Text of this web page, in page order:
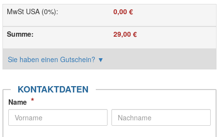
MwSt USA (0%): 0,00 €
Summe: 29,00 €
Sie haben einen Gutschein? ▼
KONTAKTDATEN
Name *